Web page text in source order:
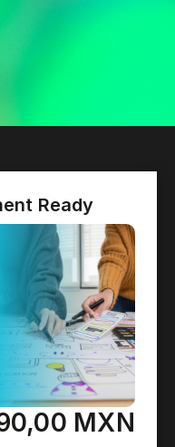
Ready
MXN